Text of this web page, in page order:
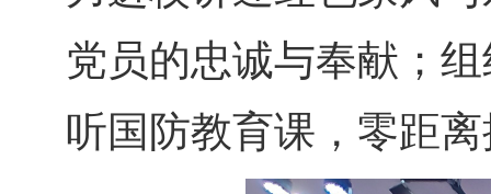
党员的忠诚与奉献；
听国防教育课，零距